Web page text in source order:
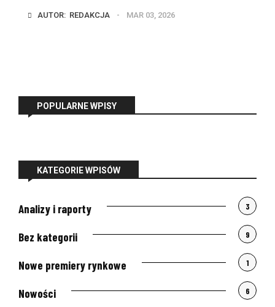
AUTOR: REDAKCJA MAR 03, 2026
POPULARNE WPISY
KATEGORIE WPISÓW
Analizy i raporty 3
Bez kategorii 9
Nowe premiery rynkowe 1
Nowości 6